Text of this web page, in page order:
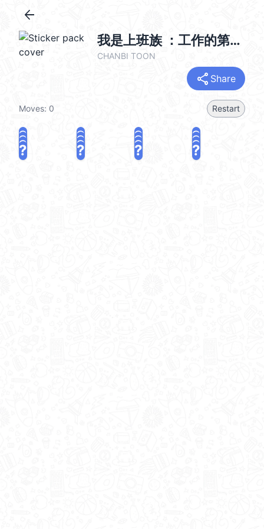
arrow_back
我是上班族 ：工作的第八天
CHANBI TOON
share Share
Moves: 0 Restart
? ? ? ?
? ? ? ?
? ? ? ?
? ? ? ?